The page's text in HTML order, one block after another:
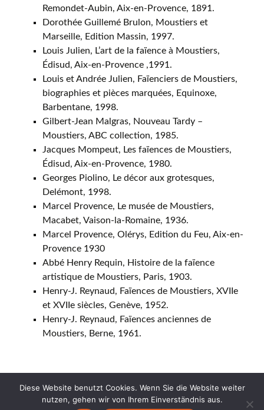
Remondet-Aubin, Aix-en-Provence, 1891.
Dorothée Guillemé Brulon, Moustiers et
Marseille, Edition Massin, 1997.
Louis Julien, L’art de la faïence à Moustiers,
Édisud, Aix-en-Provence ,1991.
Louis et Andrée Julien, Faïenciers de Moustiers,
biographies et pièces marquées, Equinoxe,
Barbentane, 1998.
Gilbert-Jean Malgras, Nouveau Tardy –
Moustiers, ABC collection, 1985.
Jacques Mompeut, Les faïences de Moustiers,
Édisud, Aix-en-Provence, 1980.
Georges Piolino, Le décor aux grotesques,
Delémont, 1998.
Marcel Provence, Le musée de Moustiers,
Macabet, Vaison-la-Romaine, 1936.
Marcel Provence, Olérys, Edition du Feu, Aix-en-
Provence 1930
Abbé Henry Requin, Histoire de la faïence
artistique de Moustiers, Paris, 1903.
Henry-J. Reynaud, Faïences de Moustiers, XVIIe
et XVIIe siècles, Genève, 1952.
Henry-J. Reynaud, Faïences anciennes de
Moustiers, Berne, 1961.
Diese Website benutzt Cookies. Wenn Sie die Website weiter
nutzen, gehen wir von Ihrem Einverständnis aus.